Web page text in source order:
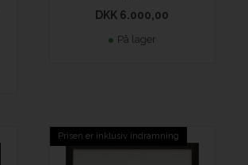
DKK 6.000,00
På lager
Prisen er inklusiv indramning